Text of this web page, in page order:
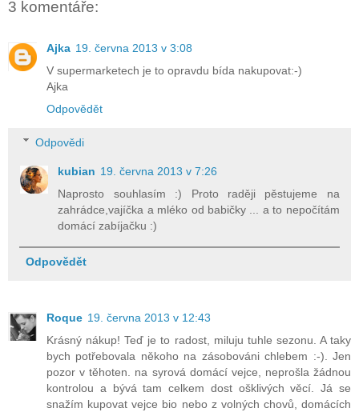
3 komentáře:
Ajka 19. června 2013 v 3:08
V supermarketech je to opravdu bída nakupovat:-)
Ajka
Odpovědět
Odpovědi
kubian 19. června 2013 v 7:26
Naprosto souhlasím :) Proto raději pěstujeme na
zahrádce,vajíčka a mléko od babičky ... a to nepočítám
domácí zabíjačku :)
Odpovědět
Roque 19. června 2013 v 12:43
Krásný nákup! Teď je to radost, miluju tuhle sezonu. A taky
bych potřebovala někoho na zásobováni chlebem :-). Jen
pozor v těhoten. na syrová domácí vejce, neprošla žádnou
kontrolou a bývá tam celkem dost ošklivých věcí. Já se
snažím kupovat vejce bio nebo z volných chovů, domácích